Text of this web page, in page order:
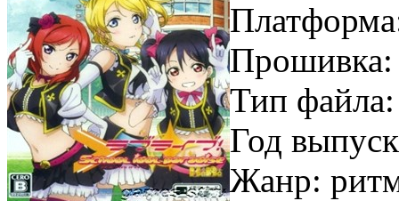
Тип
Год
Жанр: